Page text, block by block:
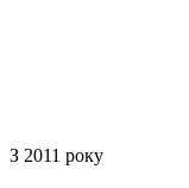
З 2011 року